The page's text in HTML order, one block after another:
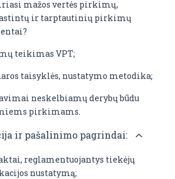
mažos vertės pirkimų,
ir tarptautinių pirkimų
teikimas VPT;
taisyklės, nustatymo metodika;
neskelbiamų derybų būdu
pirkimams.
ir pašalinimo pagrindai:
reglamentuojantys tiekėjų
nustatymą;